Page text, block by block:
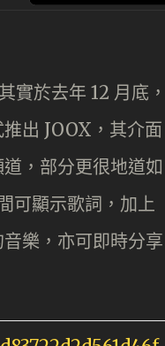
實於去年 12 月底
出 JOOX，其介面
，部分更很地道如
可顯示歌詞，加上
樂，亦可即時分享